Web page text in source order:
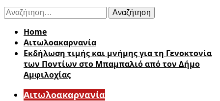
Αναζήτηση
για:
Home
Αιτωλοακαρνανία
Εκδήλωση τιμής και μνήμης για τη Γενοκτονία
των Ποντίων στο Μπαμπαλιό από τον Δήμο
Αμφιλοχίας
Αιτωλοακαρνανία